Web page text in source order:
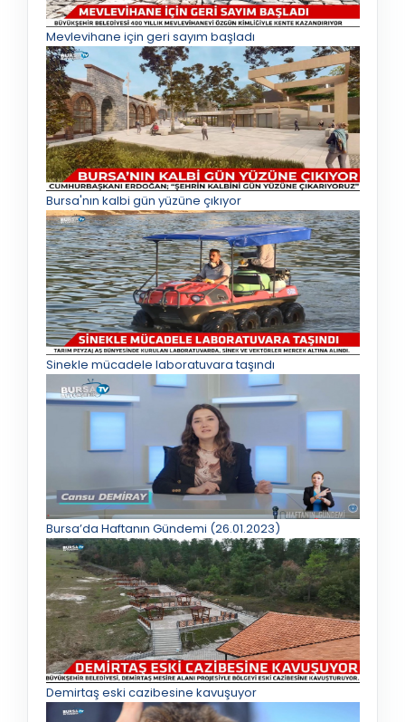
Mevlevihane için geri sayım başladı
Bursa'nın kalbi gün yüzüne çıkıyor
Sinekle mücadele laboratuvara taşındı
Bursa’da Haftanın Gündemi (26.01.2023)
Demirtaş eski cazibesine kavuşuyor